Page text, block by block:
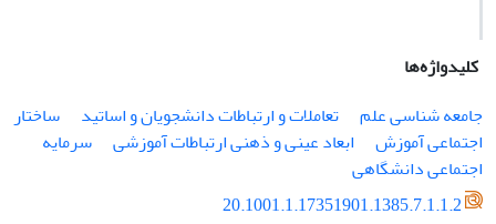
کلیدواژه‌ها
جامعه شناسی علم
تعاملات و ارتباطات دانشجویان و اساتید
ساختار
اجتماعی آموزش
ابعاد عینی و ذهنی ارتباطات آموزشی
سرمایه
اجتماعی دانشگاهی
20.1001.1.17351901.1385.7.1.1.2